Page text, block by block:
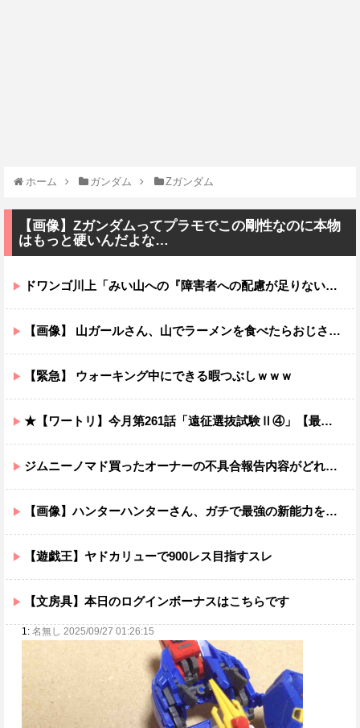
ホーム ガンダム Ζガンダム
【画像】Ζガンダムってプラモでこの剛性なのに本物
はもっと硬いんだよな…
ドワンゴ川上「みい山への『障害者への配慮が足りない』という批判は害悪。障害者に関わると損をするのは事実。」
【画像】 山ガールさん、山でラーメンを食べたらおじさんに怒られるｗｗｗ
【緊急】 ウォーキング中にできる暇つぶしｗｗｗ
★【ワートリ】今月第261話「遠征選抜試験Ⅱ④」【最新話コメント用】
ジムニーノマド買ったオーナーの不具合報告内容がどれも独特すぎる模様…
【画像】ハンターハンターさん、ガチで最強の新能力を登場させてしまうｗｗｗｗｗｗｗ
【遊戯王】ヤドカリューで900レス目指すスレ
【文房具】本日のログインボーナスはこちらです
1: 名無し 2025/09/27 01:26:15